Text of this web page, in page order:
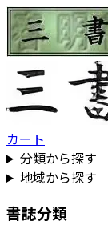
カート
分類から探す
地域から探す
書誌分類